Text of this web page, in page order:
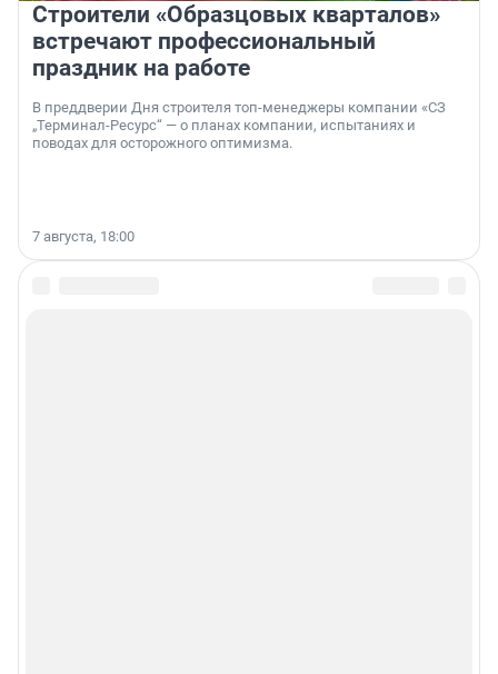
Строители «Образцовых кварталов»
встречают профессиональный
праздник на работе
В преддверии Дня строителя топ-менеджеры компании «СЗ
„Терминал-Ресурс“ — о планах компании, испытаниях и
поводах для осторожного оптимизма.
7 августа, 18:00